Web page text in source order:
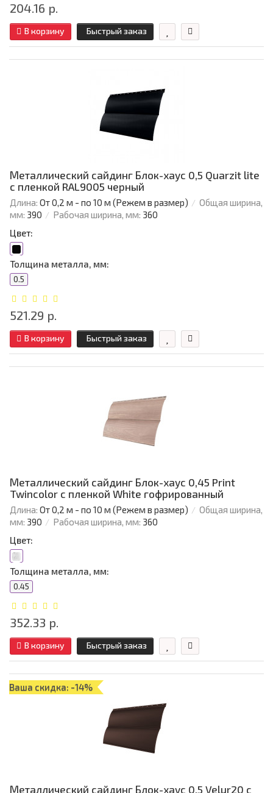
204.16 р.
В корзину Быстрый заказ
Металлический сайдинг Блок-хаус 0,5 Quarzit lite
с пленкой RAL9005 черный
Длина: От 0,2 м - по 10 м (Режем в размер)
Общая ширина,
мм: 390 Рабочая ширина, мм: 360
Цвет:
Толщина металла, мм:
0.5
521.29 р.
В корзину Быстрый заказ
Металлический сайдинг Блок-хаус 0,45 Print
Twincolor с пленкой White гофрированный
Длина: От 0,2 м - по 10 м (Режем в размер)
Общая ширина,
мм: 390 Рабочая ширина, мм: 360
Цвет:
Толщина металла, мм:
0.45
352.33 р.
В корзину Быстрый заказ
Ваша скидка: -14%
Металлический сайдинг Блок-хаус 0,5 Velur20 с